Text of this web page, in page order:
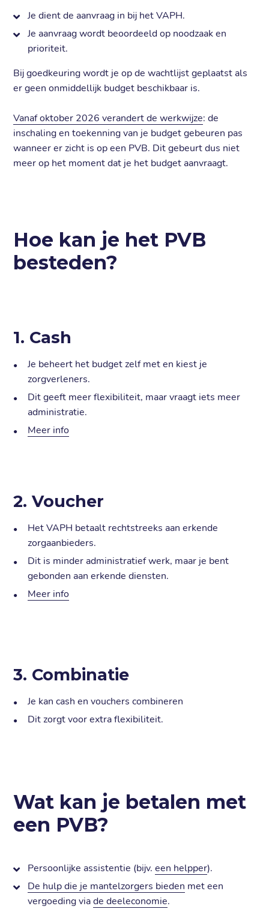
Je dient de aanvraag in bij het VAPH.
Je aanvraag wordt beoordeeld op noodzaak en
prioriteit.
Bij goedkeuring wordt je op de wachtlijst geplaatst als
er geen onmiddellijk budget beschikbaar is.
Vanaf oktober 2026 verandert de werkwijze: de
inschaling en toekenning van je budget gebeuren pas
wanneer er zicht is op een PVB. Dit gebeurt dus niet
meer op het moment dat je het budget aanvraagt.
Hoe kan je het PVB
besteden?
1. Cash
Je beheert het budget zelf met en kiest je
zorgverleners.
Dit geeft meer flexibiliteit, maar vraagt iets meer
administratie.
Meer info
2. Voucher
Het VAPH betaalt rechtstreeks aan erkende
zorgaanbieders.
Dit is minder administratief werk, maar je bent
gebonden aan erkende diensten.
Meer info
3. Combinatie
Je kan cash en vouchers combineren
Dit zorgt voor extra flexibiliteit.
Wat kan je betalen met
een PVB?
Persoonlijke assistentie (bijv.een helpper).
De hulp die je mantelzorgers bieden met een
vergoeding viade deeleconomie.